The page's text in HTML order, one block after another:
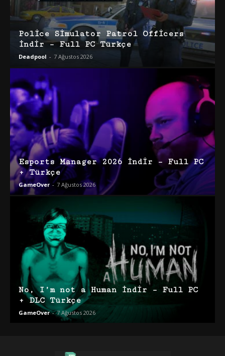
Police Simulator Patrol Officers
İndir – Full PC Türkçe
Deadpool - 7 Ağustos 2026
Esports Manager 2026 İndir – Full PC
+ Türkçe
GameOver - 7 Ağustos 2026
No, I’m not a Human İndir – Full PC
+ DLC Türkçe
GameOver - 7 Ağustos 2026